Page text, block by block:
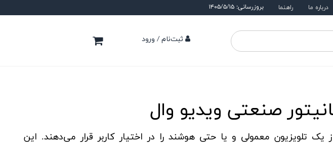
درباره ما راهنما بروزرسانی: ۱۴۰۵/۵/۱۵
ثبت‌نام / ورود
صنعتی ویدیو وال
یک تلویزیون معمولی و یا حتی هوشند را در اختیار کاربر قرار می‌دهند. این